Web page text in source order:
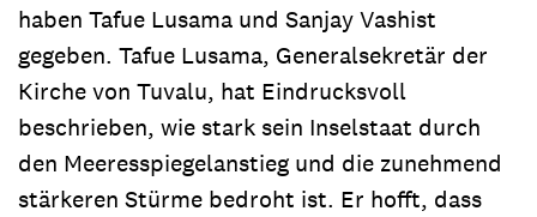
haben Tafue Lusama und Sanjay Vashist
gegeben. Tafue Lusama, Generalsekretär der
Kirche von Tuvalu, hat Eindrucksvoll
beschrieben, wie stark sein Inselstaat durch
den Meeresspiegelanstieg und die zunehmend
stärkeren Stürme bedroht ist. Er hofft, dass